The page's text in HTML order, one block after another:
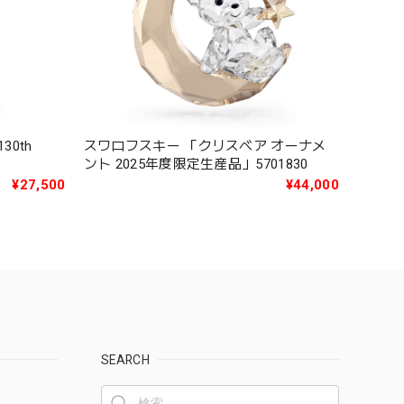
¥27,500
スワロフスキー 「クリスベア オーナメ
ント 2025年度限定生産品」5701830
¥44,000
SEARCH